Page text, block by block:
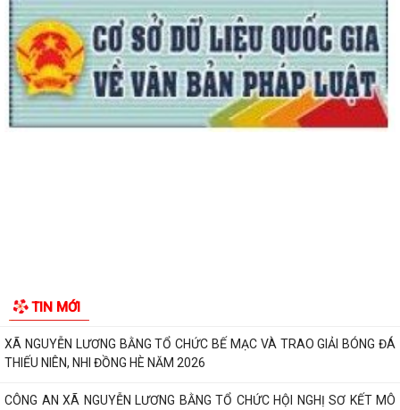
TIN MỚI
Lan tỏa nghĩa cử cao đẹp trong phong trào hiến máu tình nguyện tại
xã Nguyễn Lương Bằng
Ban Thường vụ Đảng ủy xã Nguyễn Lương Bằng công bố các quyết
định kiện toàn cấp ủy chi bộ thôn và...
BAN CHỈ HUY QUÂN SỰ XÃ NGUYỄN LƯƠNG BẰNG TỔ CHỨC HỘI NGHỊ
8 năm 2026
ĐOÀN THANH NIÊN XÃ NGUYỄN LƯƠNG BẰNG TỔ CHỨC THÀNH CÔNG
CHƯƠNG TRÌNH TỔNG KẾT CHIẾN DỊCH MÙA HÈ...
XÃ NGUYỄN LƯƠNG BẰNG TỔ CHỨC BẾ MẠC VÀ TRAO GIẢI BÓNG ĐÁ